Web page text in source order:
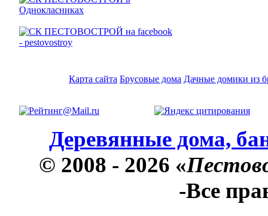
Карта сайта Брусовые дома Дачные домики из
Деревянные дома,
© 2008 - 2026 «
-Все